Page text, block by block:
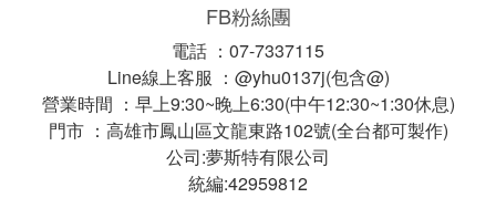
FB粉絲團
電話 ：07-7337115
Line線上客服 ：@yhu0137j(包含@)
營業時間 ：早上9:30~晚上6:30(中午12:30~1:30休息)
門市 ：高雄市鳳山區文龍東路102號(全台都可製作)
公司:夢斯特有限公司
統編:42959812